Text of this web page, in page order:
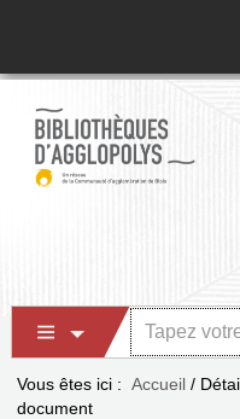
Vous êtes ici : Accueil /
document